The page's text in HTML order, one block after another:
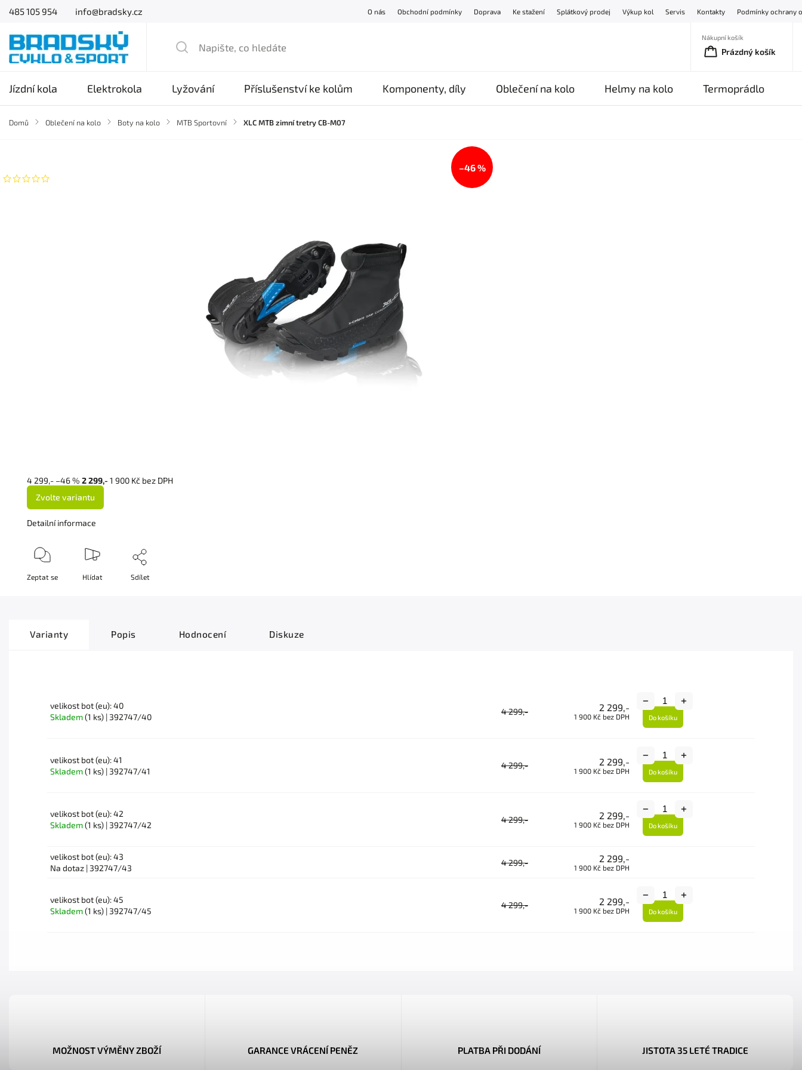
485 105 954 info@bradsky.cz O nás Obchodní podmínky Doprava Ke stažení Splátkový prodej Výkup kol Servis Kontakty Podmínky ochrany
Nákupní košík
Prázdný košík
Jízdní kola Elektrokola Lyžování Příslušenství ke kolům Komponenty, díly Oblečení na kolo Helmy na kolo Termoprádlo
Domů / Oblečení na kolo / Boty na kolo / MTB Sportovní / XLC MTB zimní tretry CB-M07
–46 %
4 299,- –46 %2 299,-1 900 Kč bez DPH
Zvolte variantu
Detailní informace
Zeptat se Hlídat Sdílet
Varianty Popis Hodnocení Diskuze
velikost bot (eu): 40
Skladem(1 ks) | 392747/40
4 299,- 2 299,-
1 900 Kč bez DPH Do košíku
velikost bot (eu): 41
Skladem(1 ks) | 392747/41
4 299,- 2 299,-
1 900 Kč bez DPH Do košíku
velikost bot (eu): 42
Skladem(1 ks) | 392747/42
4 299,- 2 299,-
1 900 Kč bez DPH Do košíku
velikost bot (eu): 43
Na dotaz | 392747/43
4 299,- 2 299,-
1 900 Kč bez DPH
velikost bot (eu): 45
Skladem(1 ks) | 392747/45
4 299,- 2 299,-
1 900 Kč bez DPH Do košíku
MOŽNOST VÝMĚNY ZBOŽÍ GARANCE VRÁCENÍ PENĚZ PLATBA PŘI DODÁNÍ JISTOTA 35 LETÉ TRADICE